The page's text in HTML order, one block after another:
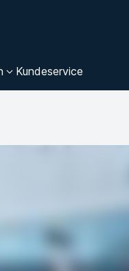
Kundeservice